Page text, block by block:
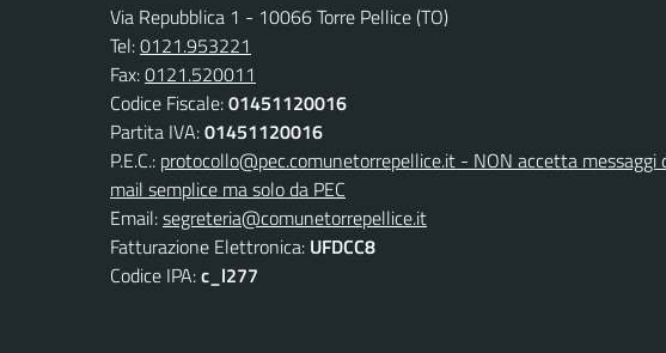
Via Repubblica 1 - 10066 Torre Pellice (TO)
Tel:0121.953221
Fax:0121.520011
Codice Fiscale:01451120016
Partita IVA:01451120016
P.E.C.: protocollo@pec.comunetorrepellice.it - NON accetta messaggi
mail semplice ma solo da PEC
Email:segreteria@comunetorrepellice.it
Fatturazione Elettronica: UFDCC8
Codice IPA:c_l277